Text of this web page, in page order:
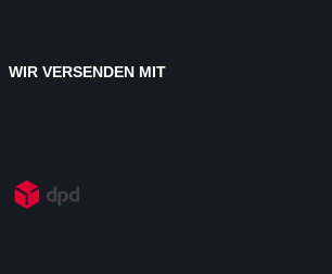
WIR VERSENDEN MIT